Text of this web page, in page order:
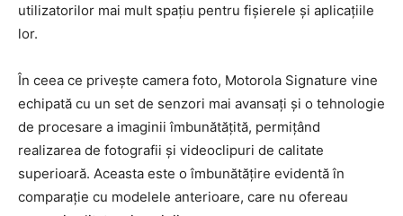
utilizatorilor mai mult spațiu pentru fișierele și aplicațiile
lor.
În ceea ce privește camera foto, Motorola Signature vine
echipată cu un set de senzori mai avansați și o tehnologie
de procesare a imaginii îmbunătățită, permițând
realizarea de fotografii și videoclipuri de calitate
superioară. Aceasta este o îmbunătățire evidentă în
comparație cu modelele anterioare, care nu ofereau